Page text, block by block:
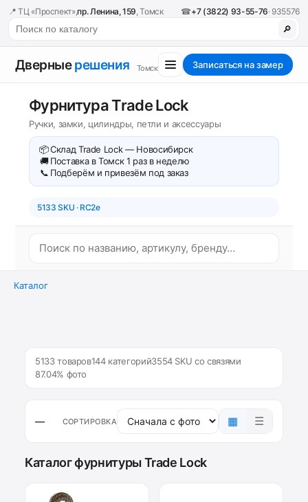
📍 ТЦ «Проспект»,пр. Ленина, 159, Томск ☎+7 (3822) 93-55-76· 935576
🔎
Дверныерешения Томск Записаться на замер
Фурнитура Trade Lock
Ручки, замки, цилиндры, петли и аксессуары
📦Склад Trade Lock — Новосибирск
🚚 Поставка в Томск 1 раз в неделю
📞 Подберём и привезём под заказ
5133 SKU · RC2e
Каталог
5133 товаров144 категорий3554 SKU со связями
87.04% фото
— СОРТИРОВКА ▦ ☰
Каталог фурнитуры Trade Lock